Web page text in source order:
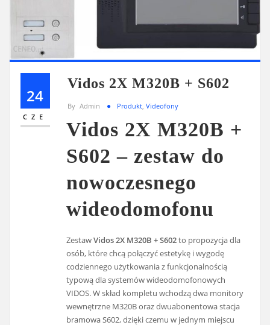
24
CZE
Vidos 2X M320B + S602
By Admin Produkt Videofony
Vidos 2X M320B +
S602 – zestaw do
nowoczesnego
wideodomofonu
ZestawVidos 2X M320B + S602to propozycja dla
osób, które chcą połączyć estetykę i wygodę
codziennego użytkowania z funkcjonalnością
typową dla systemów wideodomofonowych
VIDOS. W skład kompletu wchodzą dwa monitory
wewnętrzne M320B oraz dwuabonentowa stacja
bramowa S602, dzięki czemu w jednym miejscu